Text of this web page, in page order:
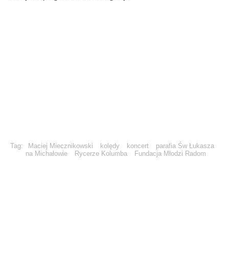
Tag: Maciej Miecznikowski kolędy koncert
parafia Św Łukasza
na Michałowie
Rycerze Kolumba Fundacja Młodzi Radom